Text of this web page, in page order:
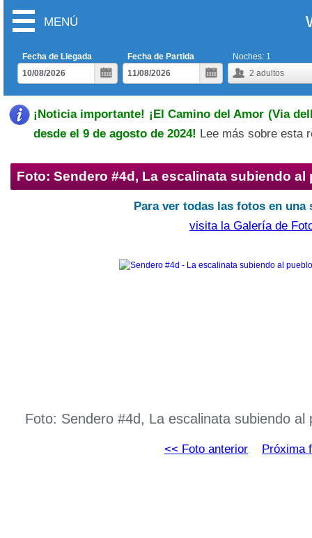
MENÚ
Fecha de Llegada
Fecha de Partida
2 adultos
Noches: 1
¡Noticia importante! ¡El Camino del Amor (Via
desde el 9 de agosto de 2024! Lee más sobre esta
Foto: Sendero #4d, La escalinata subiendo al
Para ver todas las fotos en una
visita la Galería de
Foto: Sendero #4d, La escalinata subiendo
<< Foto anterior Próxima